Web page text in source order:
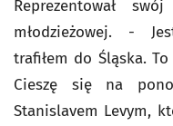
Reprezentował
młodzieżowej. -
trafiłem do Śląska.
Cieszę się na
Stanislavem Levym,